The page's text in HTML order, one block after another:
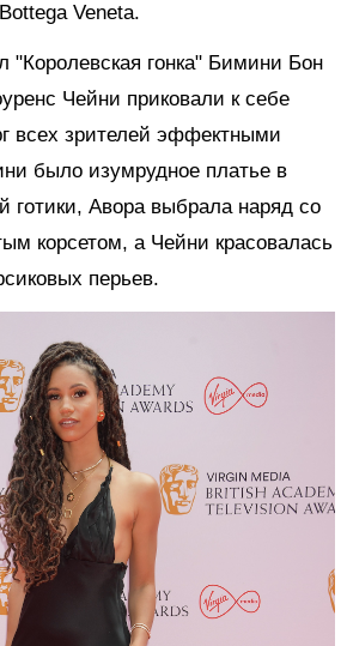
Veneta.
гонка" Бимини Бон
Чейни приковали к себе
всех зрителей эффектными
было изумрудное платье в
готики, Авора выбрала наряд со
корсетом, а Чейни красовалась
перьев.